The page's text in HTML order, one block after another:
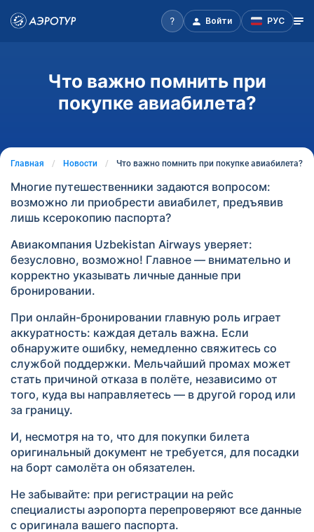
Войти РУС
Что важно помнить при
покупке авиабилета?
Главная Новости Что важно помнить при покупке авиабилета?
Многие путешественники задаются вопросом:
возможно ли приобрести авиабилет, предъявив
лишь ксерокопию паспорта?
Авиакомпания Uzbekistan Airways уверяет:
безусловно, возможно! Главное — внимательно и
корректно указывать личные данные при
бронировании.
При онлайн-бронировании главную роль играет
аккуратность: каждая деталь важна. Если
обнаружите ошибку, немедленно свяжитесь со
службой поддержки. Мельчайший промах может
стать причиной отказа в полёте, независимо от
того, куда вы направляетесь — в другой город или
за границу.
И, несмотря на то, что для покупки билета
оригинальный документ не требуется, для посадки
на борт самолёта он обязателен.
Не забывайте: при регистрации на рейс
специалисты аэропорта перепроверяют все данные
с оригинала вашего паспорта.